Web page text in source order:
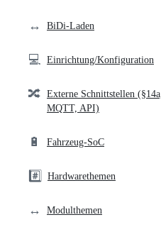
↔️ BiDi-Laden
💻 Einrichtung/Konfiguration
🔀 Externe Schnittstellen (§14a,
MQTT, API)
🔋 Fahrzeug-SoC
#️⃣ Hardwarethemen
↔️ Modulthemen